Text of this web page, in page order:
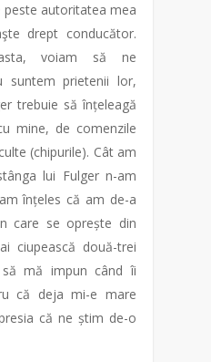
autoritatea mea
drept conducător.
voiam să ne
suntem prietenii lor,
trebuie să înțeleagă
mine, de comenzile
(chipurile). Cât am
lui Fulger n-am
înțeles că am de-a
care se oprește din
ciupească două-trei
mă impun când îi
că deja mi-e mare
că ne știm de-o